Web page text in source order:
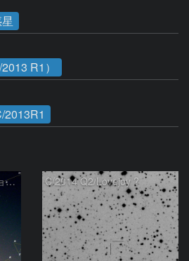
R1）
2013R1
コンデジで撮ったラブジョイ彗星（3） C/2014 Q2/Lovejoy ?